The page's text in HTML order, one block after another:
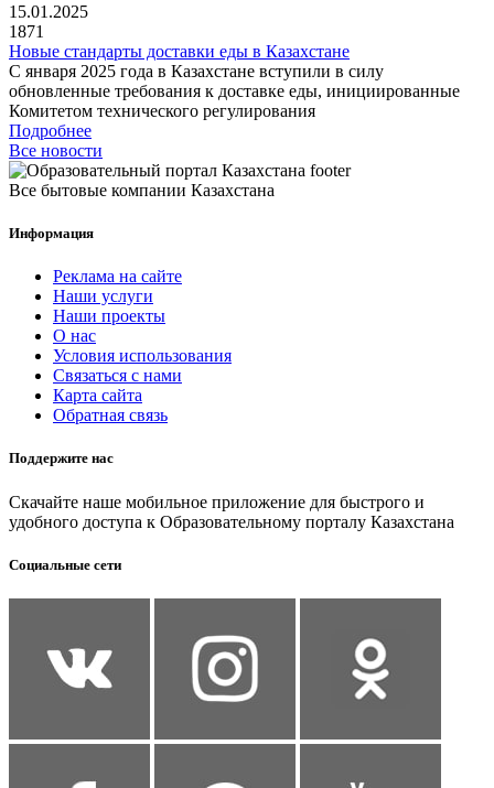
15.01.2025
1871
Новые стандарты доставки еды в Казахстане
С января 2025 года в Казахстане вступили в силу
обновленные требования к доставке еды, инициированные
Комитетом технического регулирования
Подробнее
Все новости
Все бытовые компании Казахстана
Информация
Реклама на сайте
Наши услуги
Наши проекты
О нас
Условия использования
Связаться с нами
Карта сайта
Обратная связь
Поддержите нас
Скачайте наше мобильное приложение для быстрого и
удобного доступа к Образовательному порталу Казахстана
Социальные сети